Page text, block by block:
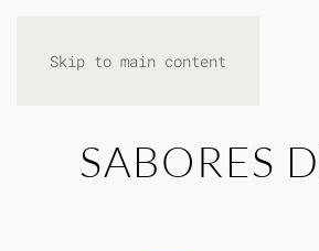
Skip to main content
SABORES